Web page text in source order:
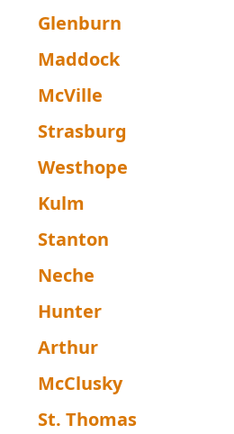
Glenburn
Maddock
McVille
Strasburg
Westhope
Kulm
Stanton
Neche
Hunter
Arthur
McClusky
St. Thomas